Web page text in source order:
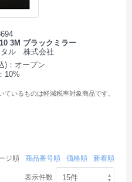
3M ブラックミラー
タル 株式会社
)：オープン
10%
いるものは軽減税率対象商品です。
ジ順 商品番号順 価格順 新着順
表示件数